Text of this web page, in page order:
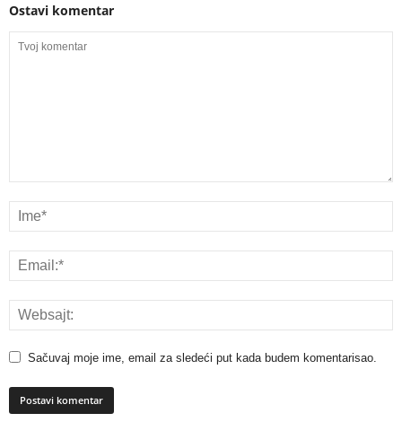
Ostavi komentar
Sačuvaj moje ime, email za sledeći put kada budem komentarisao.